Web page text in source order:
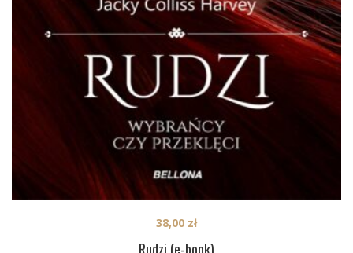
Rudzi (e-book)
38,00 zł